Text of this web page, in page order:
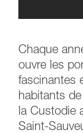
Chaque
ouvre les
fascinantes
habitants
la Custodie
Saint-